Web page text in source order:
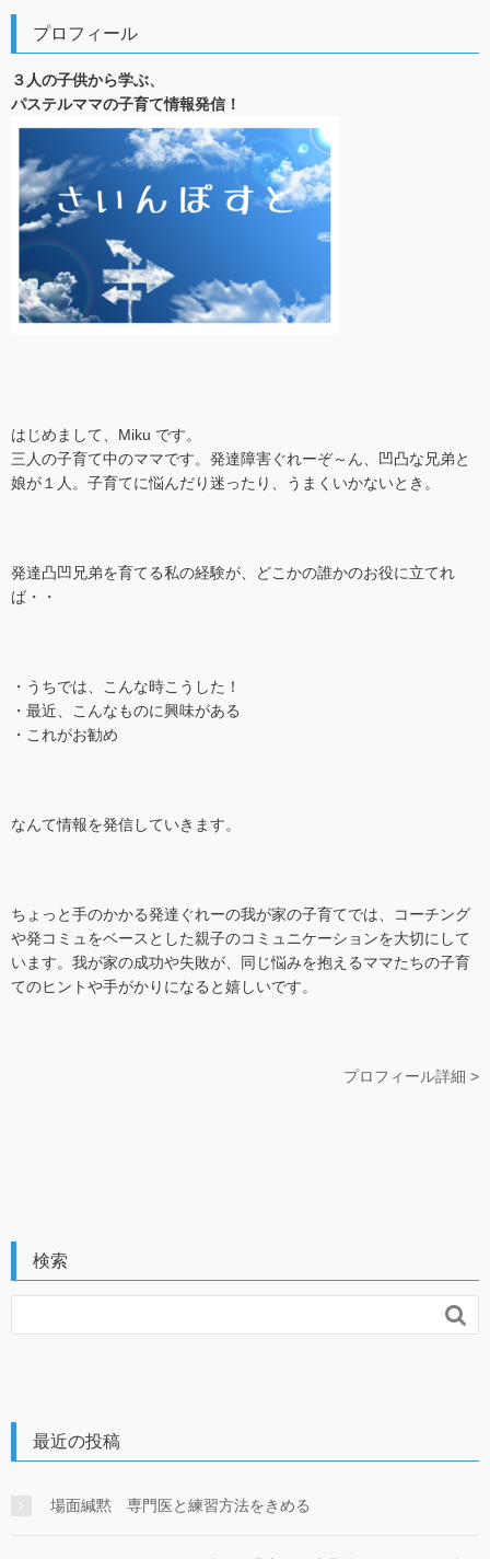
プロフィール
３人の子供から学ぶ、
パステルママの子育て情報発信！
はじめまして、Miku です。
三人の子育て中のママです。発達障害ぐれーぞ～ん、凹凸な兄弟と
娘が１人。子育てに悩んだり迷ったり、うまくいかないとき。
発達凸凹兄弟を育てる私の経験が、どこかの誰かのお役に立てれ
ば・・
・うちでは、こんな時こうした！
・最近、こんなものに興味がある
・これがお勧め
なんて情報を発信していきます。
ちょっと手のかかる発達ぐれーの我が家の子育てでは、コーチング
や発コミュをベースとした親子のコミュニケーションを大切にして
います。我が家の成功や失敗が、同じ悩みを抱えるママたちの子育
てのヒントや手がかりになると嬉しいです。
プロフィール詳細 >
検索

最近の投稿
場面緘黙 専門医と練習方法をきめる